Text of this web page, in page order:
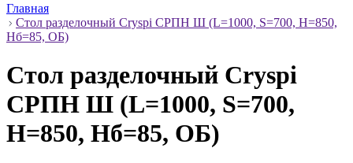
Главная
Стол разделочный Cryspi СРПН Ш (L=1000, S=700, H=850,
Hб=85, ОБ)
Стол разделочный Cryspi
СРПН Ш (L=1000, S=700,
H=850, Hб=85, ОБ)